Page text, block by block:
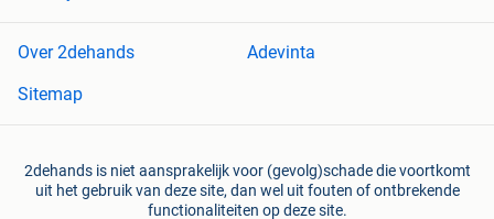
Over 2dehands
Adevinta
Sitemap
2dehands is niet aansprakelijk voor (gevolg)schade die voortkomt
uit het gebruik van deze site, dan wel uit fouten of ontbrekende
functionaliteiten op deze site.